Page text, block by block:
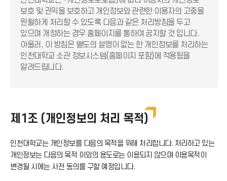
보호 및 권익을 보호하고 개인정보와 관련한 이용자의 고충을
원활하게 처리할 수 있도록 다음과 같은 처리방침을 두고
있으며 개정하는 경우 홈페이지를 통하여 공지할 것 입니다.
아울러, 이 방침은 별도의 설명이 없는 한 개인정보를 처리하는
인천대학교 소관 정보시스템(홈페이지 포함)에 적용됨을
알려드립니다.
제1조 (개인정보의 처리 목적)
인천대학교는 개인정보를 다음의 목적을 위해 처리합니다. 처리하고 있는
개인정보는 다음의 목적 이외의 용도로는 이용되지 않으며 이용목적이
변경될 시에는 사전 동의를 구할 예정입니다.